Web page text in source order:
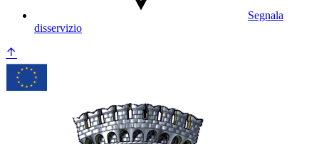
Segnala
disservizio